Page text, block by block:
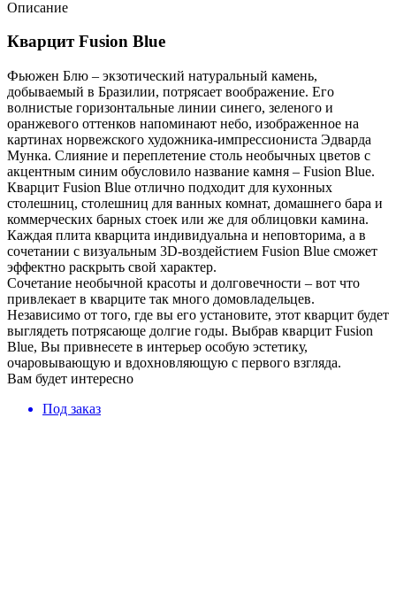
Описание
Кварцит Fusion Blue
Фьюжен Блю – экзотический натуральный камень,
добываемый в Бразилии, потрясает воображение. Его
волнистые горизонтальные линии синего, зеленого и
оранжевого оттенков напоминают небо, изображенное на
картинах норвежского художника-импрессиониста Эдварда
Мунка. Слияние и переплетение столь необычных цветов с
акцентным синим обусловило название камня – Fusion Blue.
Кварцит Fusion Blue отлично подходит для кухонных
столешниц, столешниц для ванных комнат, домашнего бара и
коммерческих барных стоек или же для облицовки камина.
Каждая плита кварцита индивидуальна и неповторима, а в
сочетании с визуальным 3D-воздейстием Fusion Blue сможет
эффектно раскрыть свой характер.
Сочетание необычной красоты и долговечности – вот что
привлекает в кварците так много домовладельцев.
Независимо от того, где вы его установите, этот кварцит будет
выглядеть потрясающе долгие годы. Выбрав кварцит Fusion
Blue, Вы привнесете в интерьер особую эстетику,
очаровывающую и вдохновляющую с первого взгляда.
Вам будет интересно
Под заказ